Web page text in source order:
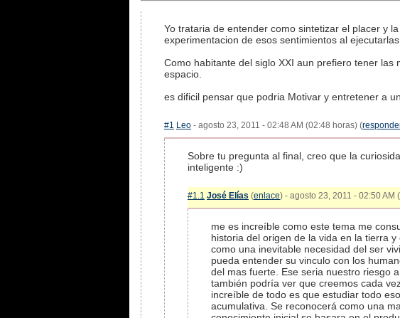
Yo trataria de entender como sintetizar el placer y
experimentacion de esos sentimientos al ejecutarlas.
Como habitante del siglo XXI aun prefiero tener
espacio.
es dificil pensar que podria Motivar y entretener a
#1 Leo - agosto 23, 2011 - 02:48 AM (02:48 horas) (
Sobre tu pregunta al final, creo que la
inteligente :)
#1.1 José Elías (enlace) - agosto 23, 2011 - 02:50 AM
me es increíble como este tema me
historia del origen de la vida en la tierra
como una inevitable necesidad del ser
pueda entender su vinculo con los
del mas fuerte. Ese seria nuestro riesgo
también podría ver que creemos cada
increíble de todo es que estudiar todo
acumulativa. Se reconocerá como una